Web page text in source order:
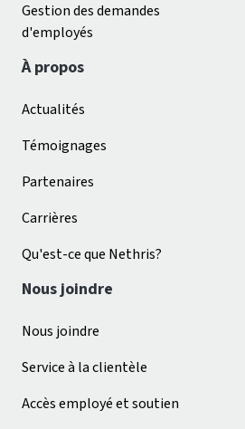
Gestion des demandes
d'employés
À propos
Actualités
Témoignages
Partenaires
Carrières
Qu'est-ce que Nethris?
Nous joindre
Nous joindre
Service à la clientèle
Accès employé et soutien